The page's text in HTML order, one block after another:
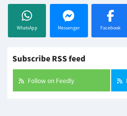
WhatsApp Messenger Facebook
Subscribe RSS feed
Follow on Feedly